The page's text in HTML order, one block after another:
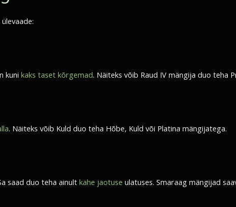
kuni kaks taset kõrgemad. Näiteks võib Raud IV mängija duo teha
. Näiteks võib Kuld duo teha Hõbe, Kuld või Platina mängijatega.
saad duo teha ainult kahe jaotuse ulatuses. Smaraag mängijad